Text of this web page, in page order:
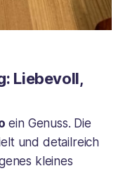
Liebevoll,
ein Genuss. Die
und detailreich
kleines